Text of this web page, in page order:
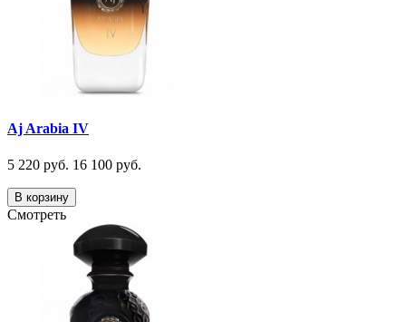
Aj Arabia IV
5 220 руб. 16 100 руб.
В корзину
Смотреть